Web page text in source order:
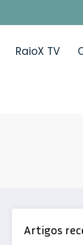
RaioX TV
Artigos